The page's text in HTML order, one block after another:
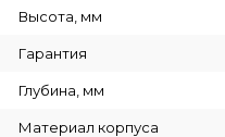
Высота, мм
Гарантия
Глубина, мм
Материал корпуса